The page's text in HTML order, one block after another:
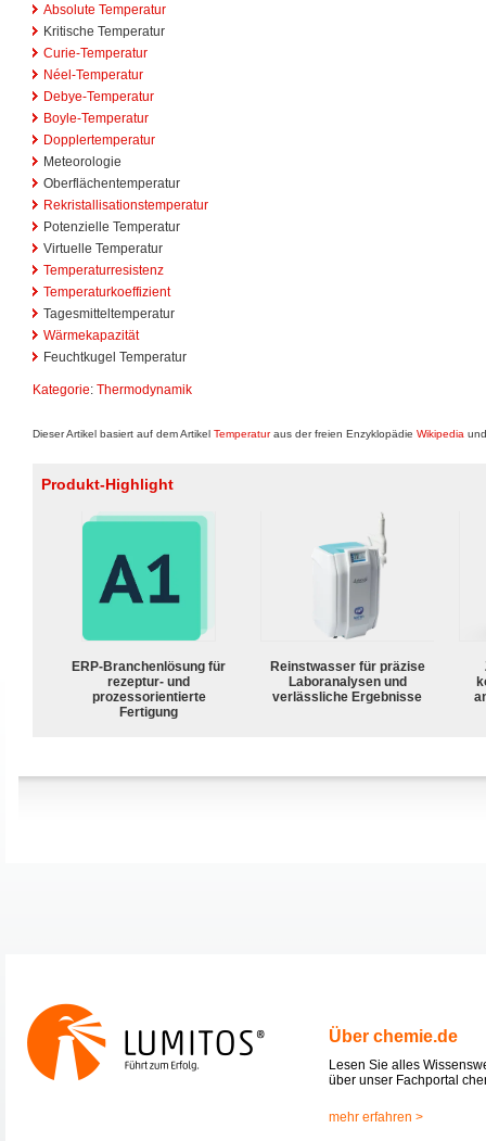
Absolute Temperatur
Kritische Temperatur
Curie-Temperatur
Néel-Temperatur
Debye-Temperatur
Boyle-Temperatur
Dopplertemperatur
Meteorologie
Oberflächentemperatur
Rekristallisationstemperatur
Potenzielle Temperatur
Virtuelle Temperatur
Temperaturresistenz
Temperaturkoeffizient
Tagesmitteltemperatur
Wärmekapazität
Feuchtkugel Temperatur
Kategorie: Thermodynamik
Dieser Artikel basiert auf dem Artikel Temperaturaus der freien Enzyklopädie Wikipedia
Produkt-Highlight
ERP-Branchenlösung für
rezeptur- und
prozessorientierte
Fertigung
Reinstwasser für präzise
Laboranalysen und
verlässliche Ergebnisse
Über chemie.de
Lesen Sie alles
über unser Fachportal
mehr erfahren >